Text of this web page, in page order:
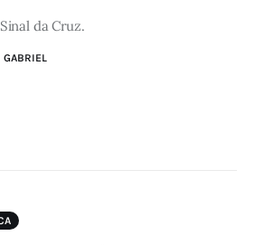
da Cruz.
GABRIEL